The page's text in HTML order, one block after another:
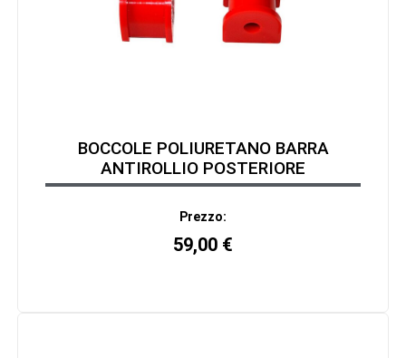
BOCCOLE POLIURETANO BARRA
ANTIROLLIO POSTERIORE
Prezzo:
59,00 €